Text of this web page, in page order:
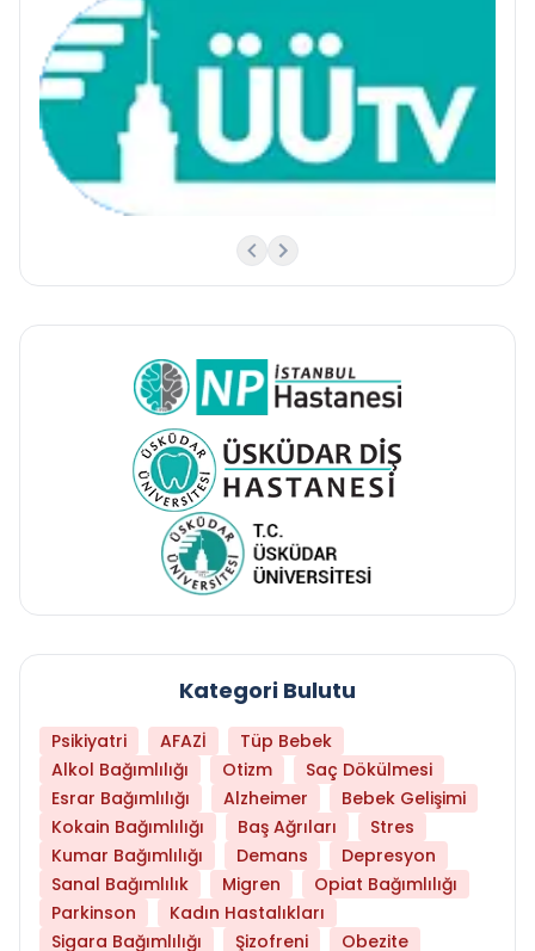
Kategori Bulutu
Psikiyatri AFAZİ
Tüp Bebek
Alkol Bağımlılığı
Otizm
Saç Dökülmesi
Esrar Bağımlılığı
Alzheimer
Bebek Gelişimi
Kokain Bağımlılığı
Baş Ağrıları
Stres
Kumar Bağımlılığı
Demans
Depresyon
Sanal Bağımlılık
Migren
Opiat Bağımlılığı
Parkinson
Kadın Hastalıkları
Sigara Bağımlılığı
Şizofreni Obezite